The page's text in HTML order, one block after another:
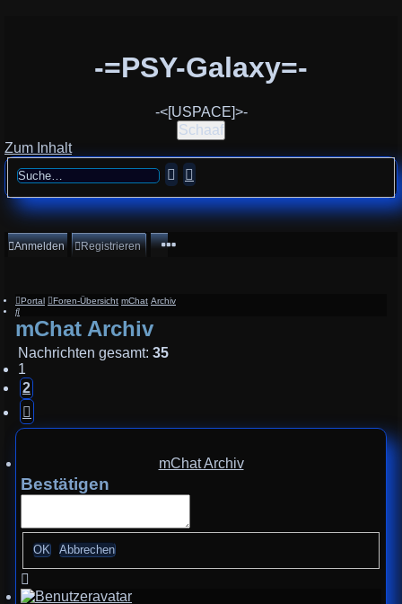
-=PSY-Galaxy=-
-<[USPACE]>-
Schaaf
Zum Inhalt
Suche
Suche
Anmelden Registrieren
Portal Foren-Übersicht mChat Archiv
Suche
mChat Archiv
Nachrichten gesamt: 35
1
2
mChat Archiv
Bestätigen